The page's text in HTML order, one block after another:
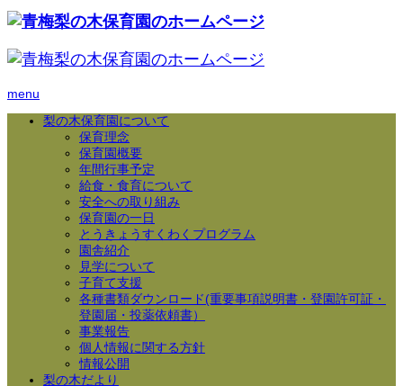
menu
梨の木保育園について
保育理念
保育園概要
年間行事予定
給食・食育について
安全への取り組み
保育園の一日
とうきょうすくわくプログラム
園舎紹介
見学について
子育て支援
各種書類ダウンロード(重要事項説明書・登園許可証・
登園届・投薬依頼書）
事業報告
個人情報に関する方針
情報公開
梨の木だより